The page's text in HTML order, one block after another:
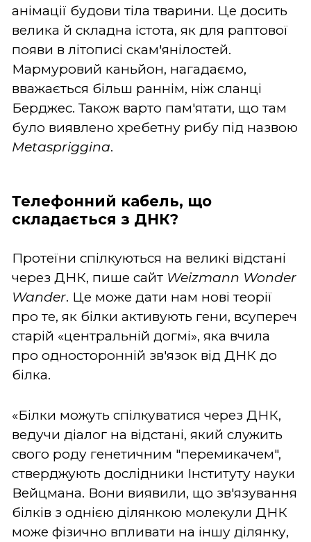
анімації будови тіла тварини. Це досить
велика й складна істота, як для раптової
появи в літописі скам'янілостей.
Мармуровий каньйон, нагадаємо,
вважається більш раннім, ніж сланці
Берджес. Також варто пам'ятати, що там
було виявлено хребетну рибу під назвою
Metaspriggina.
Телефонний кабель, що
складається з ДНК?
Протеїни спілкуються на великі відстані
через ДНК, пише сайт Weizmann Wonder
Wander. Це може дати нам нові теорії
про те, як білки активують гени, всупереч
старій «центральній догмі», яка вчила
про односторонній зв'язок від ДНК до
білка.
«Білки можуть спілкуватися через ДНК,
ведучи діалог на відстані, який служить
свого роду генетичним "перемикачем",
стверджують дослідники Інституту науки
Вейцмана. Вони виявили, що зв'язування
білків з однією ділянкою молекули ДНК
може фізично впливати на іншу ділянку,